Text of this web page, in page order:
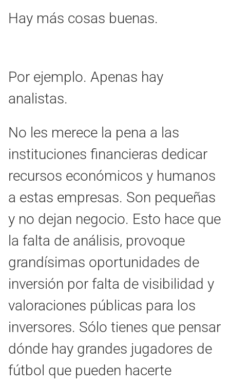
Hay más cosas buenas.
Por ejemplo. Apenas hay
analistas.
No les merece la pena a las
instituciones financieras dedicar
recursos económicos y humanos
a estas empresas. Son pequeñas
y no dejan negocio. Esto hace que
la falta de análisis, provoque
grandísimas oportunidades de
inversión por falta de visibilidad y
valoraciones públicas para los
inversores. Sólo tienes que pensar
dónde hay grandes jugadores de
fútbol que pueden hacerte